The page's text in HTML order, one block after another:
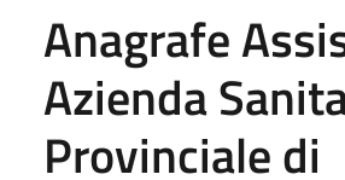
Anagrafe
Azienda
Provinciale di